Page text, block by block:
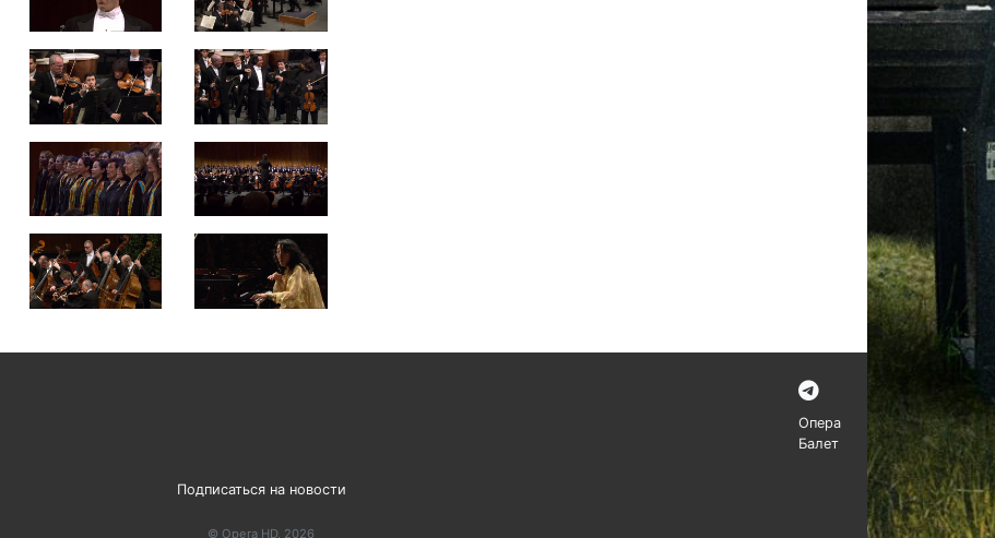
Опера
Балет
Подписаться на новости
© Opera HD, 2026